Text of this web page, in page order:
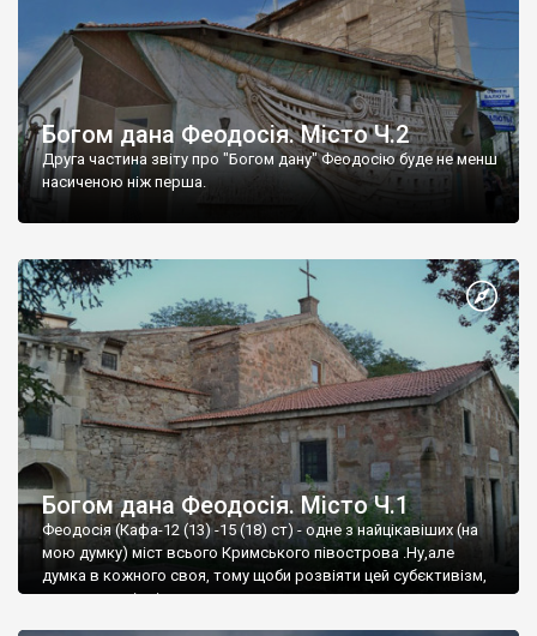
Богом дана Феодосія. Місто Ч.2
Друга частина звіту про "Богом дану" Феодосію буде не менш
насиченою ніж перша.
Богом дана Феодосія. Місто Ч.1
Феодосія (Кафа-12 (13) -15 (18) ст) - одне з найцікавіших (на
мою думку) міст всього Кримського півострова .Ну,але
думка в кожного своя, тому щоби розвіяти цей субєктивізм,
запрошую відвідати це